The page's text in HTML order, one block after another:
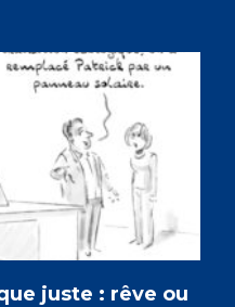
juste : rêve ou